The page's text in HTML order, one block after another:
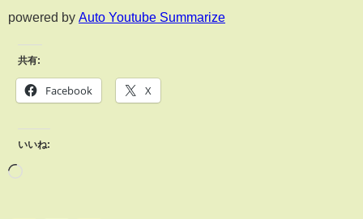
powered by Auto Youtube Summarize
共有:
Facebook X
いいね: